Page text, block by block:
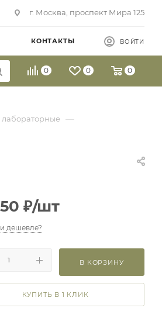
г. Москва, проспект Мира 125
КОНТАКТЫ ВОЙТИ
0 0 0
лабораторные —
₽/шт
дешевле?
В КОРЗИНУ
КУПИТЬ В 1 КЛИК